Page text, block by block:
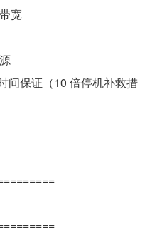
宽
间保证（10 倍停机补救措